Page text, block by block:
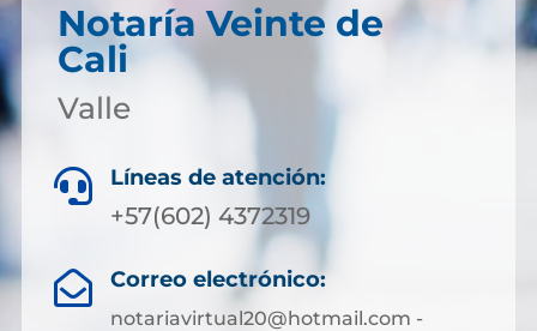
Notaría Veinte de
Cali
Valle
 Líneas de atención:
+57(602) 4372319
 Correo electrónico:
notariavirtual20@hotmail.com -